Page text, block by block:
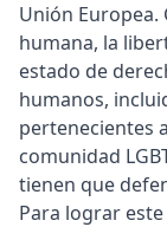
Unión Europea.
humana, la
estado de
humanos,
pertenecientes
comunidad
tienen que
Para lograr